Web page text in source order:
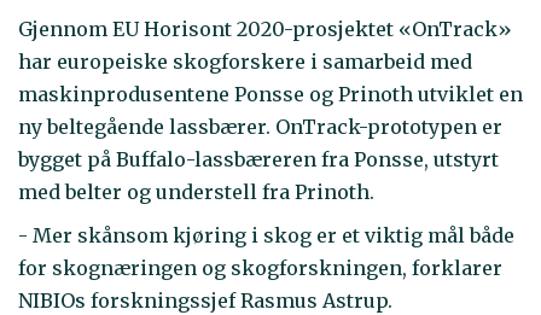
Gjennom EU Horisont 2020-prosjektet «OnTrack»
har europeiske skogforskere i samarbeid med
maskinprodusentene Ponsse og Prinoth utviklet en
ny beltegående lassbærer. OnTrack-prototypen er
bygget på Buffalo-lassbæreren fra Ponsse, utstyrt
med belter og understell fra Prinoth.
- Mer skånsom kjøring i skog er et viktig mål både
for skognæringen og skogforskningen, forklarer
NIBIOs forskningssjef Rasmus Astrup.